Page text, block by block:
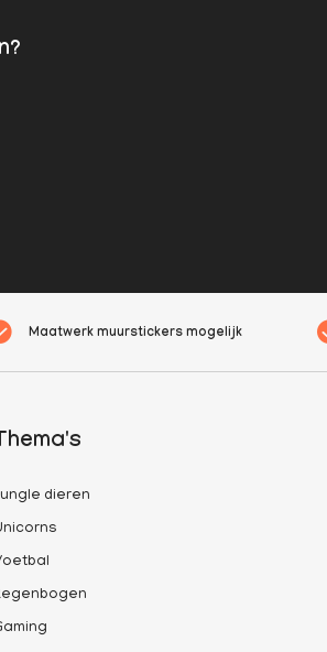
Maatwerk muurstickers mogelijk
Thema's
dieren